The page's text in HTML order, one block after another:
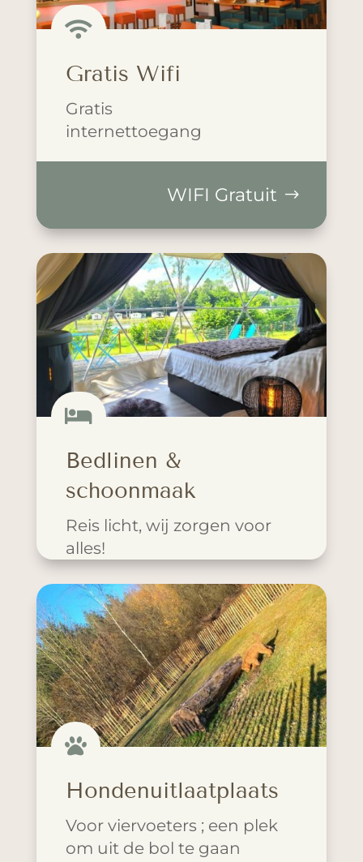

Gratis Wifi
Gratis
internettoegang
WIFI Gratuit

Bedlinen &
schoonmaak
Reis licht, wij zorgen voor
alles!

Hondenuitlaatplaats
Voor viervoeters ; een plek
om uit de bol te gaan